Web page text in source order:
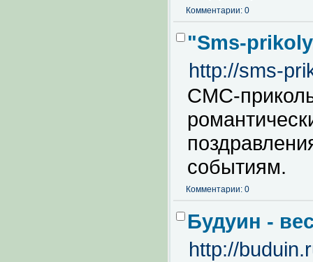
Комментарии: 0
"Sms-
http://sms-
СМС-
событиям.
Комментарии: 0
Будуин -
http://